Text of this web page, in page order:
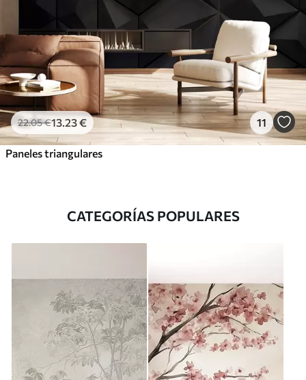
22.05€13 .23€ 11
Paneles triangulares
CATEGORÍAS POPULARES